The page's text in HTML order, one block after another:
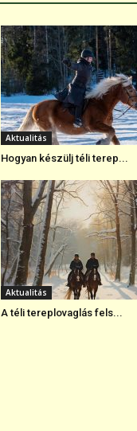
Aktualitás
Hogyan készülj téli terep...
Aktualitás
A téli tereplovaglás fels...